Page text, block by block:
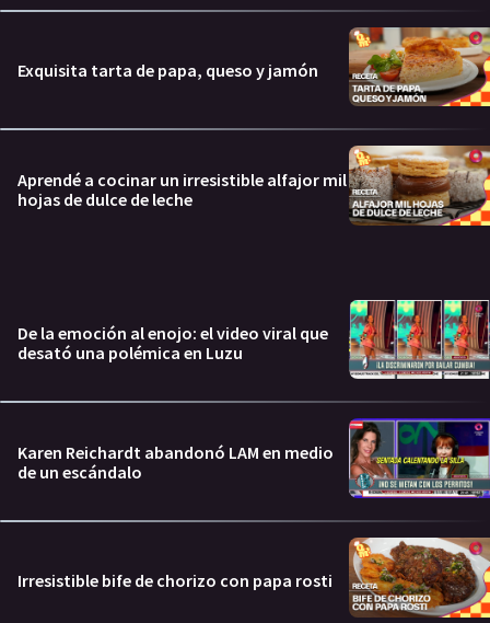
Exquisita tarta de papa, queso y jamón
Aprendé a cocinar un irresistible alfajor mil
hojas de dulce de leche
De la emoción al enojo: el video viral que
desató una polémica en Luzu
Karen Reichardt abandonó LAM en medio
de un escándalo
Irresistible bife de chorizo con papa rosti